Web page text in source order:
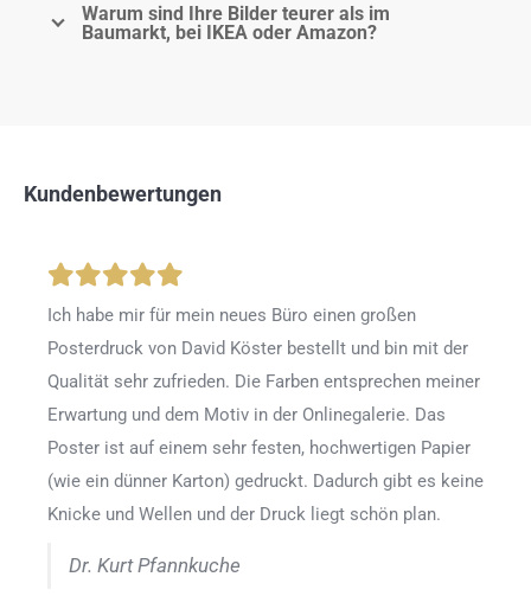
Warum sind Ihre Bilder teurer als im
Baumarkt, bei IKEA oder Amazon?
Kundenbewertungen
Ich habe mir für mein neues Büro einen großen
Posterdruck von David Köster bestellt und bin mit der
Qualität sehr zufrieden. Die Farben entsprechen meiner
Erwartung und dem Motiv in der Onlinegalerie. Das
Poster ist auf einem sehr festen, hochwertigen Papier
(wie ein dünner Karton) gedruckt. Dadurch gibt es keine
Knicke und Wellen und der Druck liegt schön plan.
Dr. Kurt Pfannkuche